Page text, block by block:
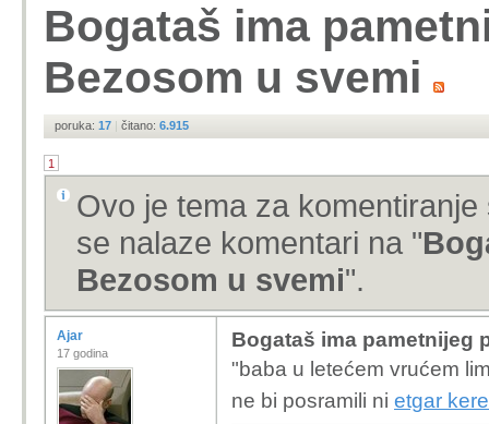
Bogataš ima
Bezosom u svemi
poruka: 17 | čitano: 6.915
1
Ovo je tema za
se nalaze komentari na "
Bezosom u svemi".
Ajar
17 godina
Bogataš ima pametnijeg
"baba u letećem vrućem
ne bi posramili ni etgar